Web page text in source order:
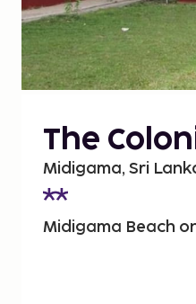
The
Midigama, Sri
Midigama Beach